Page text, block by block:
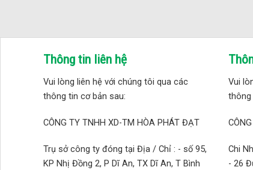
Thông tin liên hệ
Vui lòng liên hệ với chúng tôi qua các
thông tin cơ bản sau:
CÔNG TY TNHH XD-TM HÒA PHÁT ĐẠT
Trụ sở công ty đóng tại Địa / Chỉ : - số 95,
KP Nhị Đồng 2, P Dĩ An, TX Dĩ An, T Bình
Vui
thông
Chi
- 26